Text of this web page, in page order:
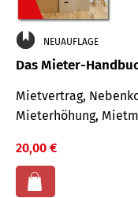
NEUAUFLAGE
Das Mieter-
Mietvertrag,
Mieterhöhung,
20,00 €